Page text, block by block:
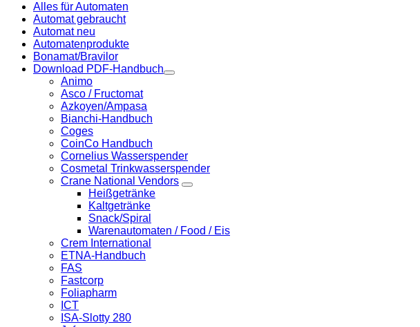
Alles für Automaten
Automat gebraucht
Automat neu
Automatenprodukte
Bonamat/Bravilor
Download PDF-Handbuch
Animo
Asco / Fructomat
Azkoyen/Ampasa
Bianchi-Handbuch
Coges
CoinCo Handbuch
Cornelius Wasserspender
Cosmetal Trinkwasserspender
Crane National Vendors
Heißgetränke
Kaltgetränke
Snack/Spiral
Warenautomaten / Food / Eis
Crem International
ETNA-Handbuch
FAS
Fastcorp
Foliapharm
ICT
ISA-Slotty 280